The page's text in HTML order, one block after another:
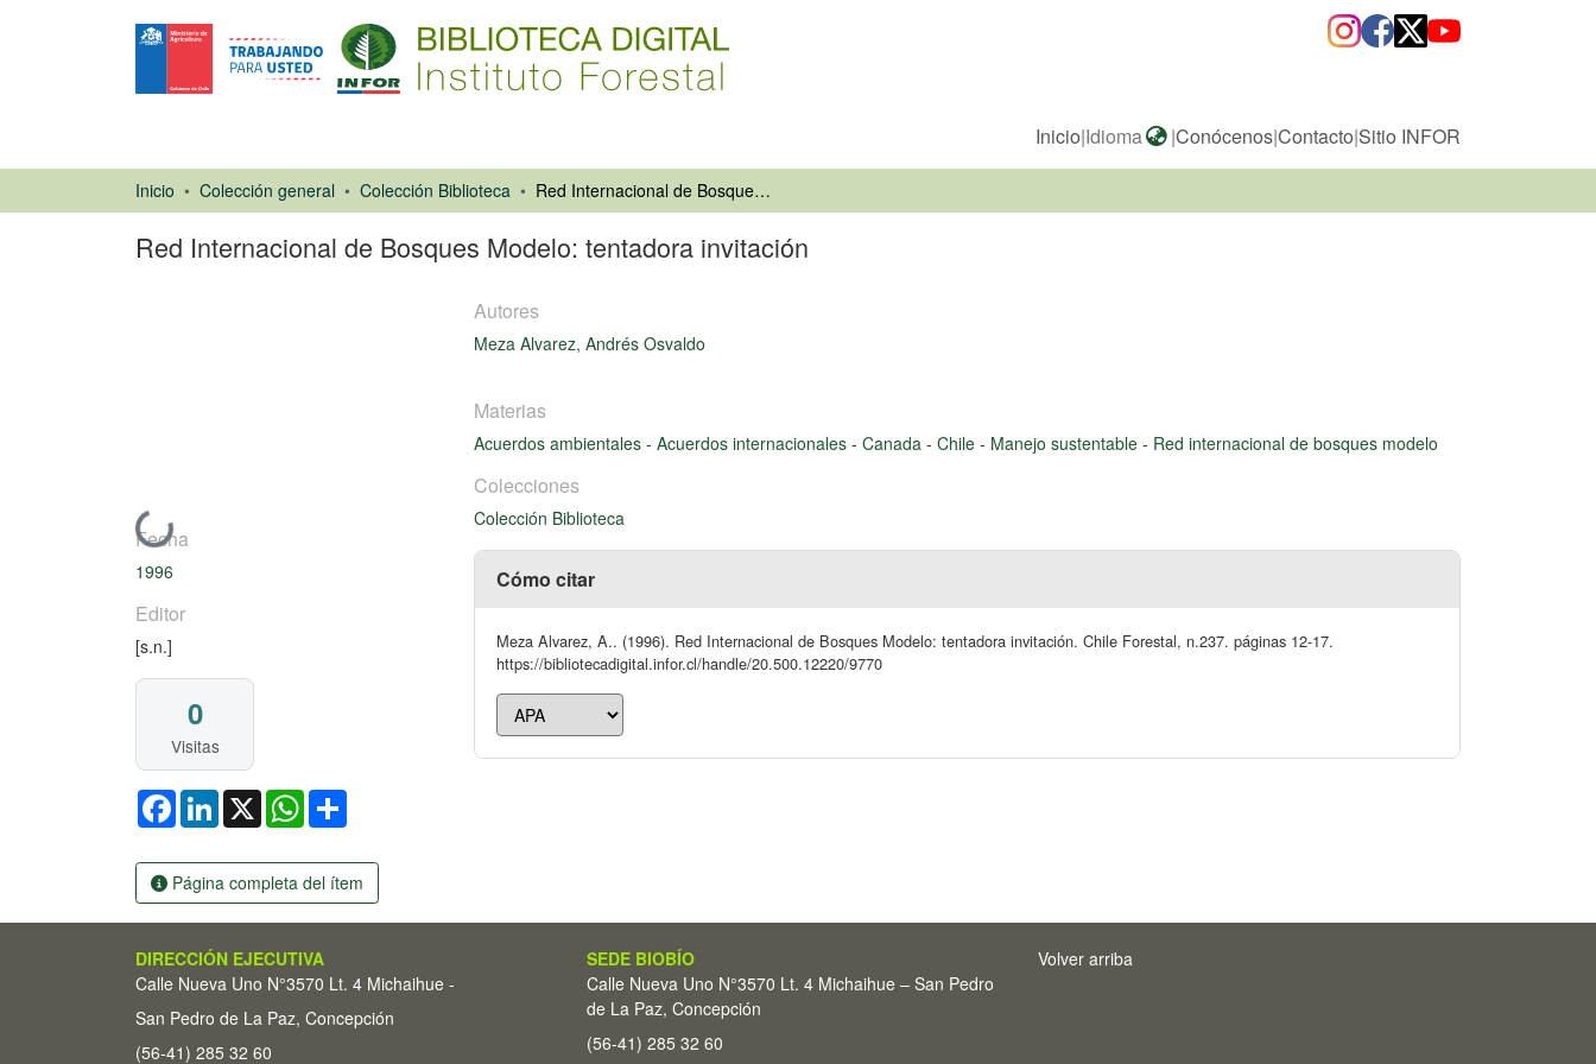
Inicio|Idioma |Conócenos|Contacto|Sitio INFOR
Inicio Colección general Colección Biblioteca Red Internacional de Bosques Modelo: tentadora invitación
Red Internacional de Bosques Modelo: tentadora invitación
Cargando...
Fecha
1996
Editor
[s.n.]
0
Visitas
FacebookLinkedIn
X WhatsApp
Página completa del ítem
Autores
Meza Alvarez, Andrés Osvaldo
Materias
Acuerdos ambientales - Acuerdos internacionales - Canada - Chile - Manejo sustentable - Red internacional de bosques modelo
Colecciones
Colección Biblioteca
Cómo citar
Meza Alvarez, A.. (1996). Red Internacional de Bosques Modelo: tentadora invitación. Chile Forestal, n.237. páginas 12-17.
https://bibliotecadigital.infor.cl/handle/20.500.12220/9770
DIRECCIÓN EJECUTIVA
Calle Nueva Uno N°3570 Lt. 4 Michaihue -
San Pedro de La Paz, Concepción
(56-41) 285 32 60
SEDE BIOBÍO
Calle Nueva Uno N°3570 Lt. 4 Michaihue – San Pedro
de La Paz, Concepción
(56-41) 285 32 60
Volver arriba